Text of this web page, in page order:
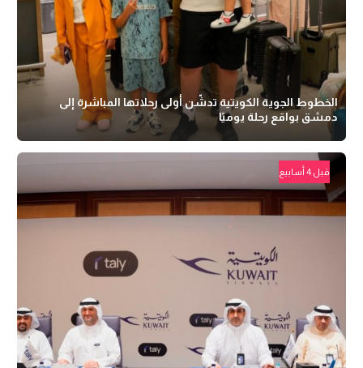
الخطوط الجوية الكويتية تدشّن أولى رحلاتها المباشرة إلى
دمشق بواقع رحلة يوميًا
قبل 4 أسابيع